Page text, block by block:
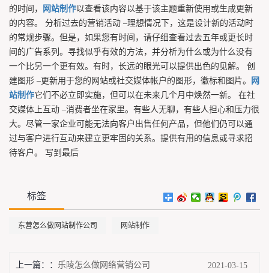
的时间，
网站制作以查看该内容以基于该主题重新使用或生成更新
的内容。 分析过去的营销活动 –理想情况下，这是设计新的活动时
的常规步骤。但是，如果您有时间，请仔细查看过去五年或更长时
间的广告系列。寻找似乎有效的方法，并分析为什么或为什么没有
一个比另一个更有效。有时，长远的眼光可以提供出色的见解。 创
建图形 –更新用于您的网站或社交媒体帐户的图形，徽标和图片。
网
站制作它们不必立即实施，但可以在未来几个月中焕然一新。 在社
交媒体上互动 –消费者坐在家里。有些人无聊，有些人担心和压力很
大。尽管一家企业可能无法向客户出售任何产品，但他们仍可以通
过与客户进行互动来建立更牢固的关系。提供有用的信息或寻求招
待客户。 写到最后
标签
东营怎么做网站制作公司 网站制作
上一篇： 乐陵怎么做网络营销公司 2021-03-15